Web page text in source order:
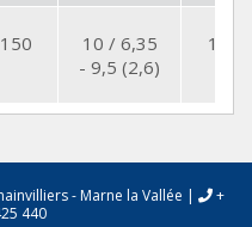
150
10 / 6,35
- 9,5 (2,6)
10
- Marne la Vallée |
+
440